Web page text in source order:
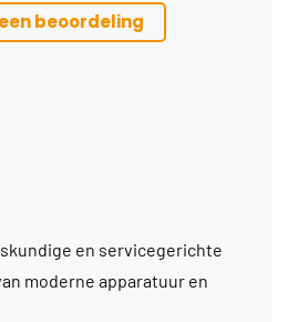
beoordeling
en servicegerichte
moderne apparatuur en